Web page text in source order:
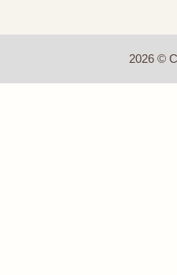
2026 ©